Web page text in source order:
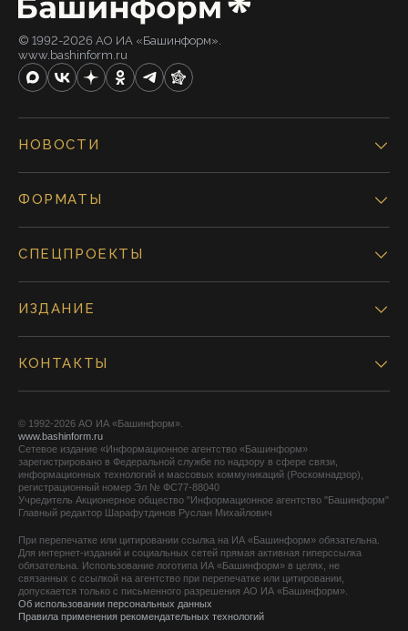
© 1992-2026 АО ИА «Башинформ».
www.bashinform.ru
НОВОСТИ
ФОРМАТЫ
СПЕЦПРОЕКТЫ
ИЗДАНИЕ
КОНТАКТЫ
© 1992-2026 АО ИА «Башинформ».
www.bashinform.ru
Сетевое издание «Информационное агентство «Башинформ»
зарегистрировано в Федеральной службе по надзору в сфере связи,
информационных технологий и массовых коммуникаций (Роскомнадзор),
регистрационный номер Эл № ФС77-88040
Учредитель Акционерное общество "Информационное агентство "Башинформ"
Главный редактор Шарафутдинов Руслан Михайлович
При перепечатке или цитировании ссылка на ИА «Башинформ» обязательна.
Для интернет-изданий и социальных сетей прямая активная гиперссылка
обязательна. Использование логотипа ИА «Башинформ» в целях, не
связанных с ссылкой на агентство при перепечатке или цитировании,
допускается только с письменного разрешения АО ИА «Башинформ».
Об использовании персональных данных
Правила применения рекомендательных технологий